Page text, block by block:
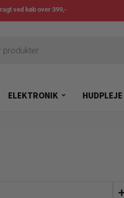
ved køb over 399,-
ELEKTRONIK HUDPLEJE